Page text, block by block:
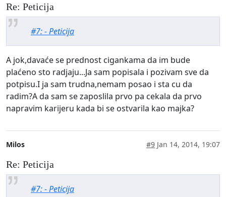
Re: Peticija
#7: - Peticija
A jok,davaće se prednost cigankama da im bude
plaćeno sto radjaju...Ja sam popisala i pozivam sve da
potpisu.I ja sam trudna,nemam posao i sta cu da
radim?A da sam se zaposlila prvo pa cekala da prvo
napravim karijeru kada bi se ostvarila kao majka?
Milos #9 Jan 14, 2014, 19:07
Re: Peticija
#7: - Peticija